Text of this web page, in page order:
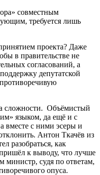
совместным
требуется лишь
проекта? Даже
в правительстве не
согласований, а
депутатской
сложности. Объёмистый
языком, да ещё и с
вместе с ними эсеры и
Антон Ткачёв из
разобраться, как
к выводу, что лучше
министр, судя по ответам,
опуса.